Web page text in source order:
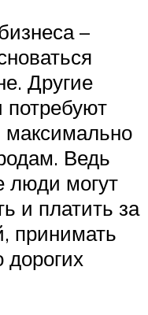
–
Другие
Ведь
люди могут
и платить за
принимать
дорогих